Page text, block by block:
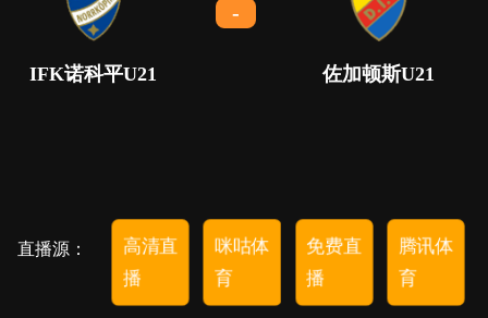
IFK诺科平U21
-
佐加顿斯U21
直播源：
高清直
播
咪咕体
育
免费直
播
腾讯体
育